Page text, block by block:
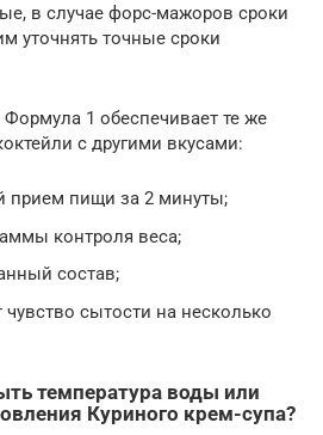
в случае форс-мажоров сроки
уточнять точные сроки
1 обеспечивает те же
с другими вкусами:
прием пищи за 2 минуты;
контроля веса;
состав;
чувство сытости на несколько
температура воды или
Куриного крем-супа?